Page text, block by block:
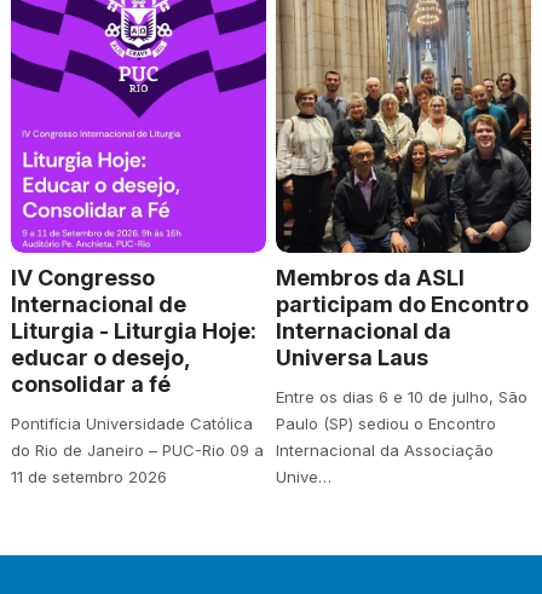
IV Congresso
Internacional de
Liturgia - Liturgia Hoje:
educar o desejo,
consolidar a fé
Pontifícia Universidade Católica
do Rio de Janeiro – PUC-Rio 09 a
11 de setembro 2026
Membros da ASLI
participam do Encontro
Internacional da
Universa Laus
Entre os dias 6 e 10 de julho, São
Paulo (SP) sediou o Encontro
Internacional da Associação
Unive…